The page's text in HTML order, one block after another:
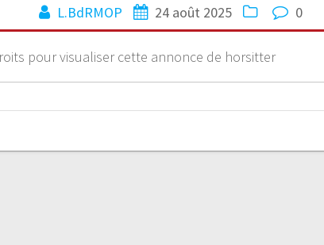
L.BdRMOP 24 août 2025 0
pour visualiser cette annonce de horsitter